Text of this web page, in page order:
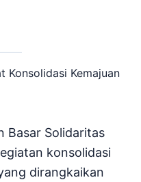
Basar Solidaritas
konsolidasi
dirangkaikan